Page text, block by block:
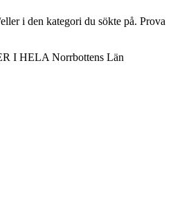
i den kategori du sökte på. Prova
I HELA Norrbottens Län